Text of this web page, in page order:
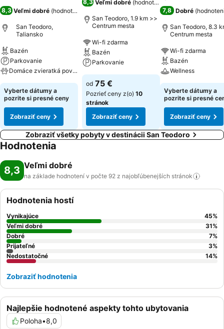
8,3 Veľmi dobré (hodnotenia: 92
San Teodoro,
Taliansko
Bazén
Parkovanie
Domáce zvieratká povolené
Vyberte dátumy a
pozrite si presné ceny
Zobraziť ceny
8,3 Veľmi dobré (hodnotenia: 1 299
San Teodoro, 1.9 km >>
Centrum mesta
Wi-fi zdarma
Bazén
Parkovanie
od 75 €
Pozrieť ceny z(o) 10
stránok
Zobraziť ceny
7,8 Dobré (
San Teodoro, 8.3
Centrum mesta
Wi-fi zdarma
Bazén
Wellness
Vyberte dátumy a
pozrite si presné
Zobraziť ceny
Zobraziť všetky pobyty v destinácii San Teodoro
Hodnotenia
8,3 Veľmi dobré
na základe hodnotení v počte 92 z najobľúbenejších stránok
Najlepšie hodnotené aspekty tohto ubytovania
Poloha•8,0
Hodnotenia hostí
Vynikajúce 45%
Veľmi dobré
31%
Dobré
7%
Prijateľné
3%
Nedostatočné
14%
Zobraziť hodnotenia